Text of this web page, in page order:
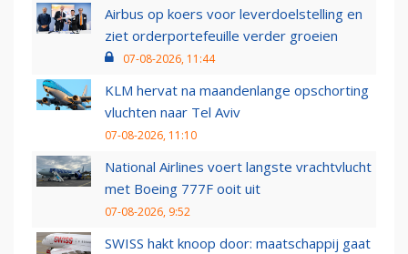
Airbus op koers voor leverdoelstelling en
ziet orderportefeuille verder groeien
07-08-2026, 11:44
KLM hervat na maandenlange opschorting
vluchten naar Tel Aviv
07-08-2026, 11:10
National Airlines voert langste vrachtvlucht
met Boeing 777F ooit uit
07-08-2026, 9:52
SWISS hakt knoop door: maatschappij gaat